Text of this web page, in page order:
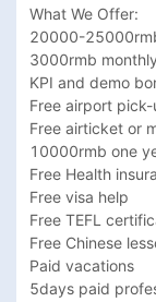
What We Offer:
20000-
3000rmb
KPI and demo
Free airport pick-
Free airticket or
10000rmb one
Free Health
Free visa help
Free TEFL
Free Chinese
Paid vacations
5days paid